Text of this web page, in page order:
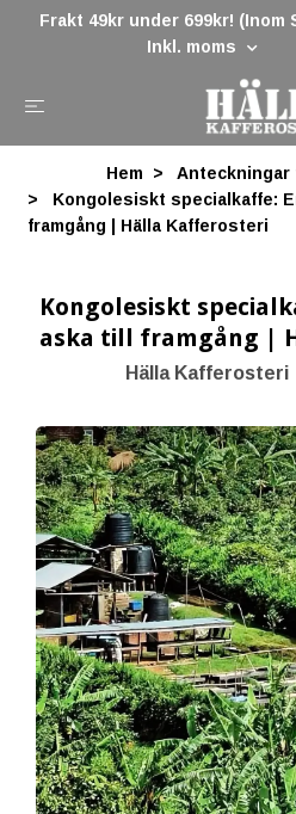
Frakt 49kr under 699kr! (Inom
Inkl. moms
Hem
Kongolesiskt specialkaffe:
framgång | Hälla Kafferosteri
Kongolesiskt
aska till framgång |
Hälla Kafferosteri